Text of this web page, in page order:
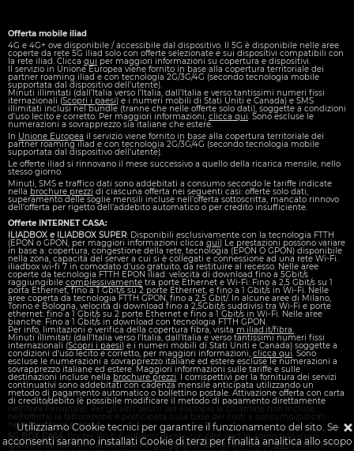
Offerta mobile iliad
4G e 4G+ ove disponibile / accessibile dal dispositivo. Il 5G è disponibile nelle aree
coperte da rete 5G iliad solo con offerte selezionate e sui dispositivi compatibili con
la rete iliad. Clicca qui per maggiori informazioni su copertura e dispositivi.
Il servizio in Unione Europea viene fornito in base alla copertura territoriale dei
partner roaming iliad e con tecnologia 2G/3G/4G (secondo tecnologia mobile
supportata dal dispositivo dell’utente).
Minuti illimitati (dall’Italia verso l’Italia, dall’Italia e verso tantissimi numeri fissi
iternazionali (Scopri i paesi ) e i numeri mobili di Stati Uniti e Canada) e SMS
illimitati inclusi nel bundle (tranne che nelle offerte solo dati), soggette a condizioni
d’uso lecito e corretto. Per maggiori informazioni, clicca qui. Sono escluse le
numerazioni a sovrapprezzo sia italiane che estere.
In Unione Europea il servizio viene fornito in base alla copertura territoriale dei
partner roaming iliad e con tecnologia 2G/3G/4G (secondo tecnologia mobile
supportata dal dispositivo dell’utente).
Le offerte iliad si rinnovano il mese successivo a quello della ricarica mensile, nello
stesso giorno.
Minuti, SMS e traffico dati sono addebitati a consumo secondo le tariffe indicate
nella brochure prezzi di ciascuna offerta nei seguenti casi: offerte solo dati,
superamento delle soglie mensili incluse nell’offerta sottoscritta, mancato rinnovo
dell’offerta per rigetto dell’addebito automatico o per credito insufficiente.
Offerte
INTERNET CASA:
ILIADBOX e ILIADBOX SUPER: Disponibili esclusivamente con la tecnologia FTTH
(EPON o GPON, per maggiori informazioni clicca qui ) Le prestazioni possono variare
in base a: copertura, congestione della rete, tecnologia (EPON O GPON) disponibile
nella zona, capacità del server a cui si è collegati e connessione ad una rete Wi-Fi.
iliadbox wi-fi 7 in comodato d'uso gratuito, da restituire al recesso. Nelle aree
coperte da tecnologia FTTH EPON iliad: velocità di download fino a 5Gbit/s
raggiungibile complessivamente tra porte Ethernet e Wi-Fi: Fino a 2,5 Gbit/s su 1
porta Ethernet, fino a 1 Gbit/s su 2 porte Ethernet, e fino a 1 Gbit/s in Wi-Fi. Nelle
aree coperta da tecnologia FTTH GPON, fino a 2,5 Gbit/. In alcune aree di Milano,
Torino e Bologna, velocità di download fino a 2,5Gbit/s suddivisi tra Wi-Fi e porte
ethernet: fino a 1 Gbit/s su 2 porte Ethernet e fino a 1 Gbit/s in Wi-Fi. Nelle aree
bianche: Fino a 1 Gbit/s in download con tecnologia FTTH GPON.
Per info, limitazioni e verifica della copertura fibra, visita m.iliad.it/fibra.
Minuti illimitati (dall'Italia verso l'Italia, dall'Italia e verso tantissimi numeri fissi
internazionali (Scopri i paesi ) e i numeri mobili di Stati Uniti e Canada) soggette a
condizioni d'uso lecito e corretto, per maggiori informazioni, clicca qui. Sono
escluse le numerazioni a sovrapprezzo italiane ed estere escluse le numerazioni a
sovrapprezzo italiane ed estere. Maggiori informazioni sulle tariffe e sulle
destinazioni incluse nella brochure prezzi. I corrispettivi per la fornitura dei servizi
continuativi sono addebitati con cadenza mensile anticipata utilizzando un
metodo di pagamento automatico o bollettino postale. Attivazione offerta con carta
di credito/debito (è possibile modificare il metodo di pagamento direttamente
nell'Area Personale). Per gli altri servizi (ad esempio le chiamate non incluse
nell'offerta) la fatturazione è posticipata sulla base dei costi a consumo indicati
nella brochure prezzi.
5G BOX CASA: Router Wi-fi 6 autoinstallante con SIM iliad in comodato d'uso
gratuito, da restituire al recesso. Per maggiori informazioni cliccaqui. La SIM Iliad è
Utilizziamo Cookie tecnici per garantire il funzionamento del sito. Se
acconsenti saranno installati Cookie di terzi per finalità analitica allo scopo